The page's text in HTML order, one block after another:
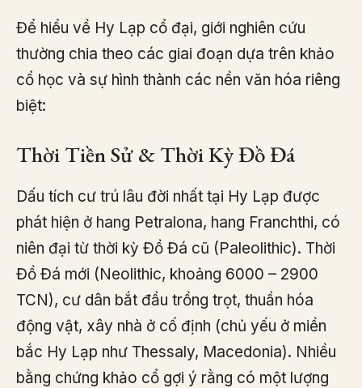
Để hiểu về Hy Lạp cổ đại, giới nghiên cứu
thường chia theo các giai đoạn dựa trên khảo
cổ học và sự hình thành các nền văn hóa riêng
biệt:
Thời Tiền Sử & Thời Kỳ Đồ Đá
Dấu tích cư trú lâu đời nhất tại Hy Lạp được
phát hiện ở hang Petralona, hang Franchthi, có
niên đại từ thời kỳ Đồ Đá cũ (Paleolithic). Thời
Đồ Đá mới (Neolithic, khoảng 6000 – 2900
TCN), cư dân bắt đầu trồng trọt, thuần hóa
động vật, xây nhà ở cố định (chủ yếu ở miền
bắc Hy Lạp như Thessaly, Macedonia). Nhiều
bằng chứng khảo cổ gợi ý rằng có một lượng